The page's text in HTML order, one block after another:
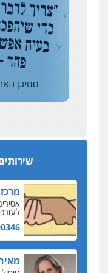
דין
אבי שקד מונה
כחבר ועדת
194 עורכי הדין החדשים
אחרי המלחמה:
עסקה חמה
כתב האישום נגד
לאקטים מיניים
כתב אישום: יו"ר
ההלוואות של
הפרקליטות: הרב
שמשו אנשי
החשוד ברצח